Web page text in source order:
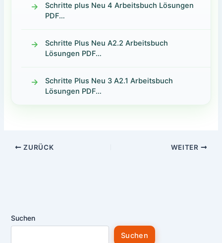
Schritte plus Neu 4 Arbeitsbuch Lösungen
PDF…
Schritte Plus Neu A2.2 Arbeitsbuch
Lösungen PDF…
Schritte Plus Neu 3 A2.1 Arbeitsbuch
Lösungen PDF…
ZURÜCK WEITER
Suchen
Suchen